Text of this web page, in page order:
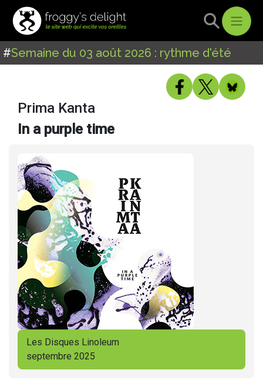
#Semaine du 03 août 2026 : rythme d'été
Prima Kanta
In a purple time
Les Disques Linoleum
septembre 2025